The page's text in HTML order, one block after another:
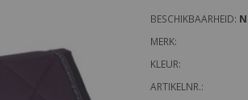
BESCHIKBAARHEID:
MERK:
KLEUR:
ARTIKELNR.: